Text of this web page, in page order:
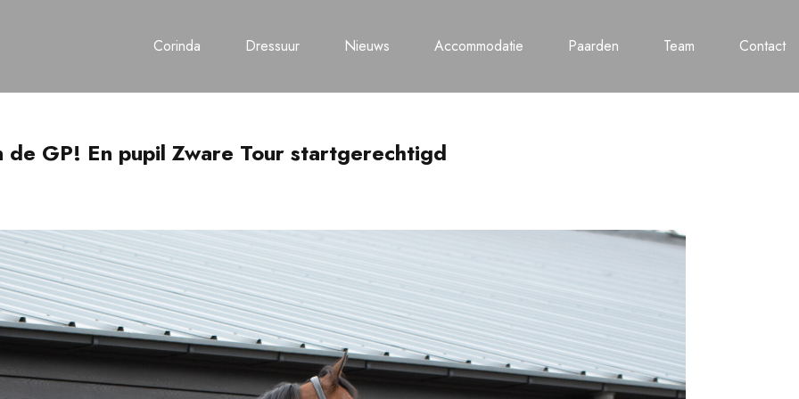
Corinda Dressuur Nieuws Accommodatie Paarden Team Contact
de GP! En pupil Zware Tour startgerechtigd